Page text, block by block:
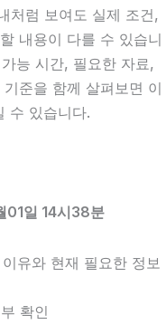
처럼 보여도 실제 조건,
내용이 다를 수 있습니
능 시간, 필요한 자료,
준을 함께 살펴보면 이
수 있습니다.
01일 14시38분
유와 현재 필요한 정보
확인